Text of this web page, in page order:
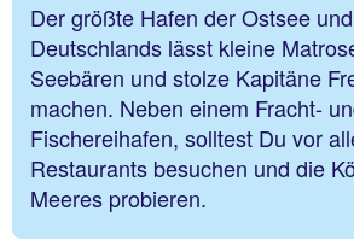
Der größte Hafen der Ostsee
Deutschlands lässt kleine
Seebären und stolze Kapitäne
machen. Neben einem Fracht-
Fischereihafen, solltest Du vor
Restaurants besuchen und die
Meeres probieren.